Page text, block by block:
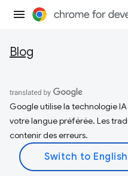
Blog
Google utilise la technologie
votre langue préférée. Les
contenir des erreurs.